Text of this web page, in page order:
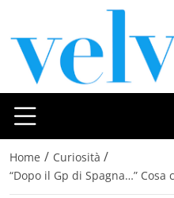
Home / Curiosità /
“Dopo il Gp di Spagna…” Cosa